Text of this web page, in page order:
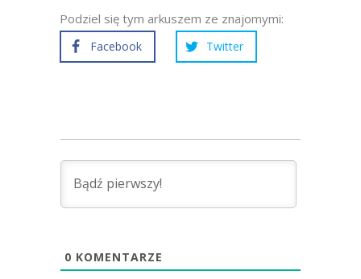
Podziel się tym arkuszem ze znajomymi:
Facebook Twitter
0 KOMENTARZE